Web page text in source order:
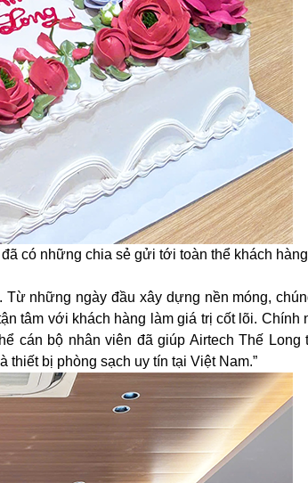
có những chia sẻ gửi tới toàn thể khách
Từ những ngày đầu xây dựng nền móng,
tâm với khách hàng làm giá trị cốt lõi. Chính
cán bộ nhân viên đã giúp Airtech Thế Long
bị phòng sạch uy tín tại Việt Nam.”